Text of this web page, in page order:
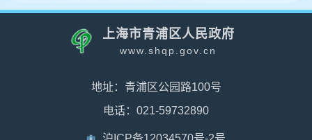
上海市青浦区人民政府
www.shqp.gov.cn
地址：青浦区公园路100号
电话：021-59732890